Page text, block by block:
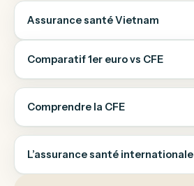
Assurance santé Vietnam
Comparatif 1er euro vs CFE
Comprendre la CFE
L’assurance santé internationale